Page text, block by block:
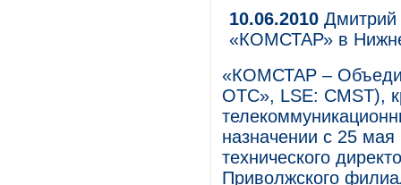
10.06.2010 Дмитрий
«КОМСТАР» в
«КОМСТАР –
ОТС», LSE: CMST),
назначении с 25
технического
Приволжского